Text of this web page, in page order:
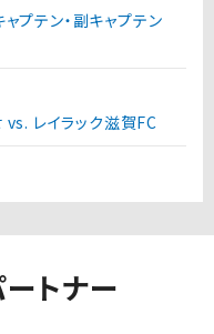
プテン・副キャプテン
vs. レイラック滋賀FC
トナー